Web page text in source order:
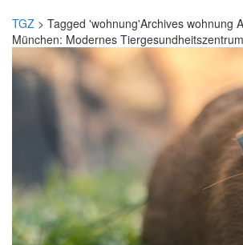
TGZ > Tagged 'wohnung'Archives wohnung
München: Modernes